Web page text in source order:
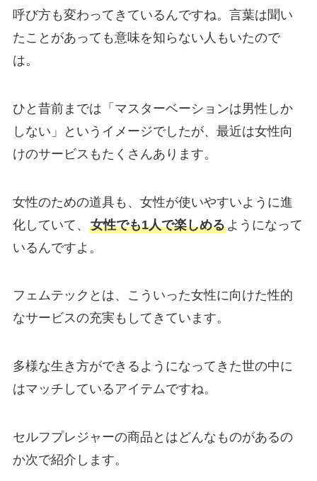
呼び方も変わってきているんですね。言葉は聞い
たことがあっても意味を知らない人もいたので
は。
ひと昔前までは「マスターベーションは男性しか
しない」というイメージでしたが、最近は女性向
けのサービスもたくさんあります。
女性のための道具も、女性が使いやすいように進
化していて、 女性でも1人で楽しめるようになって
いるんですよ。
フェムテックとは、こういった女性に向けた性的
なサービスの充実もしてきています。
多様な生き方ができるようになってきた世の中に
はマッチしているアイテムですね。
セルフプレジャーの商品とはどんなものがあるの
か次で紹介します。